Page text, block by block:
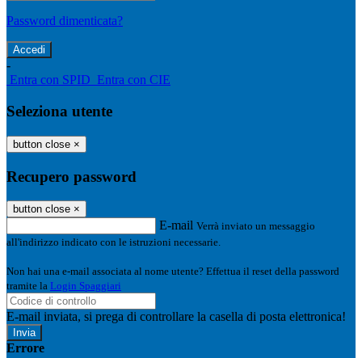
Password dimenticata?
-
Entra con SPID Entra con CIE
Seleziona utente
button close ×
Recupero password
button close ×
E-mail Verrà inviato un messaggio
all'indirizzo indicato con le istruzioni necessarie.
Non hai una e-mail associata al nome utente? Effettua il reset della password
tramite la Login Spaggiari
E-mail inviata, si prega di controllare la casella di posta elettronica!
Errore